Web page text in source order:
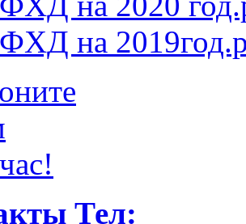
на
Тел: